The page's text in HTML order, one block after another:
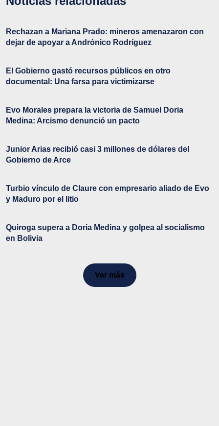
Rechazan a Mariana Prado: mineros amenazaron con
dejar de apoyar a Andrónico Rodríguez
El Gobierno gastó recursos públicos en otro
documental: Una farsa para victimizarse
Evo Morales prepara la victoria de Samuel Doria
Medina: Arcismo denunció un pacto
Junior Arias recibió casi 3 millones de dólares del
Gobierno de Arce
Turbio vínculo de Claure con empresario aliado de Evo
y Maduro por el litio
Quiroga supera a Doria Medina y golpea al socialismo
en Bolivia
Ver más